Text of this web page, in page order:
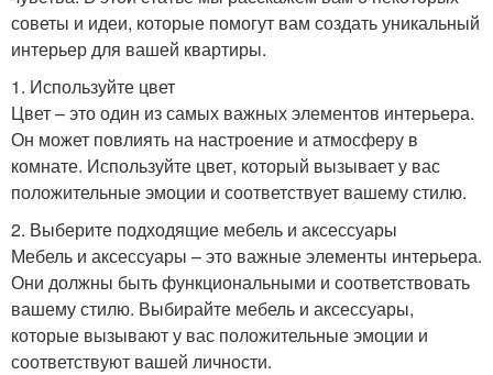
советы и идеи, которые помогут вам создать уникальный
интерьер для вашей квартиры.
1. Используйте цвет
Цвет – это один из самых важных элементов интерьера.
Он может повлиять на настроение и атмосферу в
комнате. Используйте цвет, который вызывает у вас
положительные эмоции и соответствует вашему стилю.
2. Выберите подходящие мебель и аксессуары
Мебель и аксессуары – это важные элементы интерьера.
Они должны быть функциональными и соответствовать
вашему стилю. Выбирайте мебель и аксессуары,
которые вызывают у вас положительные эмоции и
соответствуют вашей личности.